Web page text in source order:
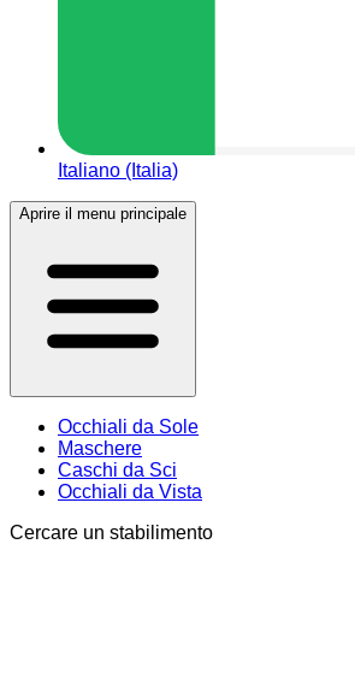
Italiano (Italia)
Aprire il menu principale
Occhiali da Sole
Maschere
Caschi da Sci
Occhiali da Vista
Cercare un stabilimento